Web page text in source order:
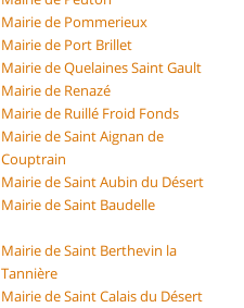
Mairie de Pommerieux
Mairie de Port Brillet
Mairie de Quelaines Saint Gault
Mairie de Renazé
Mairie de Ruillé Froid Fonds
Mairie de Saint Aignan de
Couptrain
Mairie de Saint Aubin du Désert
Mairie de Saint Baudelle
Mairie de Saint Berthevin la
Tannière
Mairie de Saint Calais du Désert